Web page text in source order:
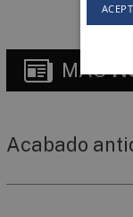
MÁS
Acabado